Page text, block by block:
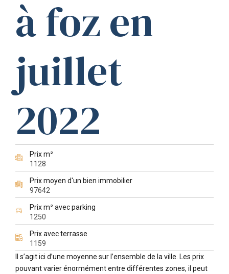
à foz en
juillet
2022
Prix m²
1128
Prix moyen d'un bien immobilier
97642
Prix m² avec parking
1250
Prix avec terrasse
1159
Il s’agit ici d’une moyenne sur l’ensemble de la ville. Les prix
pouvant varier énormément entre différentes zones, il peut